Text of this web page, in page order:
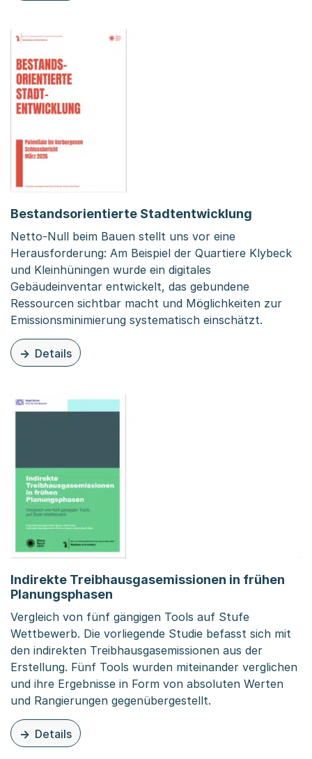
Bestandsorientierte Stadtentwicklung
Netto-Null beim Bauen stellt uns vor eine
Herausforderung: Am Beispiel der Quartiere Klybeck
und Kleinhüningen wurde ein digitales
Gebäudeinventar entwickelt, das gebundene
Ressourcen sichtbar macht und Möglichkeiten zur
Emissionsminimierung systematisch einschätzt.
Details
zu diesem Inhalt: Bestandsorientierte Stadtentwicklung
Indirekte Treibhausgasemissionen in frühen
Planungsphasen
Vergleich von fünf gängigen Tools auf Stufe
Wettbewerb. Die vorliegende Studie befasst sich mit
den indirekten Treibhausgasemissionen aus der
Erstellung. Fünf Tools wurden miteinander verglichen
und ihre Ergebnisse in Form von absoluten Werten
und Rangierungen gegenübergestellt.
Details
zu diesem Inhalt: Indirekte Treibhausgasemissionen in